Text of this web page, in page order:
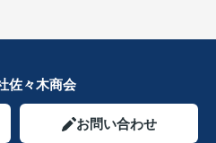
佐々木商会
お問い合わせ